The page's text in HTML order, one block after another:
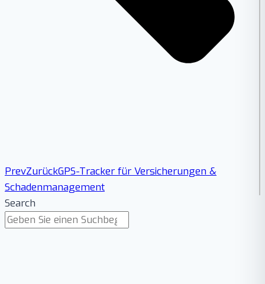
PrevZurückGPS-Tracker für Versicherungen &
Schadenmanagement
Search